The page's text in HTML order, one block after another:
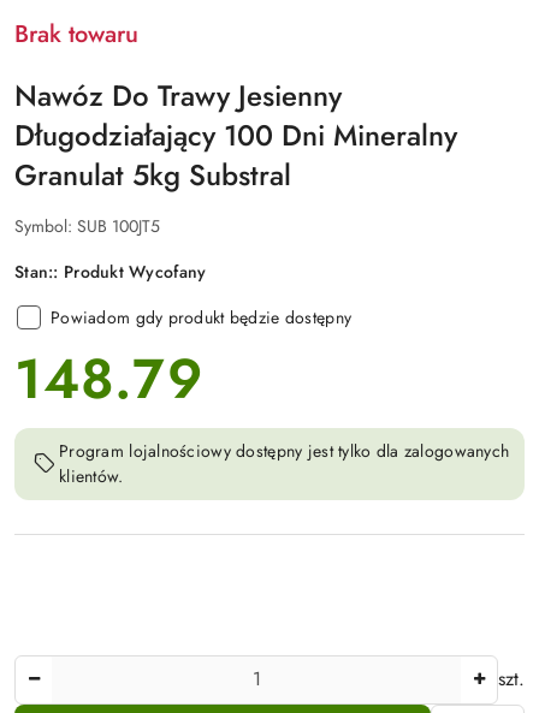
Brak towaru
Nawóz Do Trawy Jesienny
Długodziałający 100 Dni Mineralny
Granulat 5kg Substral
Symbol: SUB 100JT5
Stan:: Produkt Wycofany
Powiadom gdy produkt będzie dostępny
cena:
148.79
Program lojalnościowy dostępny jest tylko dla zalogowanych
klientów.
szt.